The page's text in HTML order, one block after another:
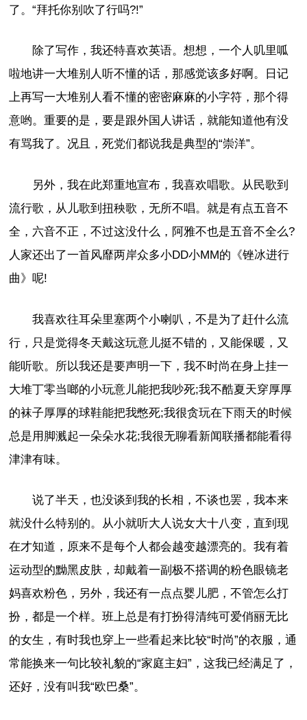
了。“拜托你别吹了行吗?!”
除了写作，我还特喜欢英语。想想，一个人叽里呱
啦地讲一大堆别人听不懂的话，那感觉该多好啊。日记
上再写一大堆别人看不懂的密密麻麻的小字符，那个得
意哟。重要的是，要是跟外国人讲话，就能知道他有没
有骂我了。况且，死党们都说我是典型的“崇洋”。
另外，我在此郑重地宣布，我喜欢唱歌。从民歌到
流行歌，从儿歌到扭秧歌，无所不唱。就是有点五音不
全，六音不正，不过这没什么，阿雅不也是五音不全么?
人家还出了一首风靡两岸众多小DD小MM的《锉冰进行
曲》呢!
我喜欢往耳朵里塞两个小喇叭，不是为了赶什么流
行，只是觉得冬天戴这玩意儿挺不错的，又能保暖，又
能听歌。所以我还是要声明一下，我不时尚在身上挂一
大堆丁零当啷的小玩意儿能把我吵死;我不酷夏天穿厚厚
的袜子厚厚的球鞋能把我憋死;我很贪玩在下雨天的时候
总是用脚溅起一朵朵水花;我很无聊看新闻联播都能看得
津津有味。
说了半天，也没谈到我的长相，不谈也罢，我本来
就没什么特别的。从小就听大人说女大十八变，直到现
在才知道，原来不是每个人都会越变越漂亮的。我有着
运动型的黝黑皮肤，却戴着一副极不搭调的粉色眼镜老
妈喜欢粉色，另外，我还有一点点婴儿肥，不管怎么打
扮，都是一个样。班上总是有打扮得清纯可爱俏丽无比
的女生，有时我也穿上一些看起来比较“时尚”的衣服，通
常能换来一句比较礼貌的“家庭主妇”，这我已经满足了，
还好，没有叫我“欧巴桑”。